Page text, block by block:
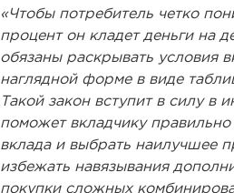
«Чтобы потребитель четко
процент он кладет деньги на
обязаны раскрывать условия
наглядной форме в виде
Такой закон вступит в силу в
поможет вкладчику правильно
вклада и выбрать наилучшее
избежать навязывания
покупки сложных